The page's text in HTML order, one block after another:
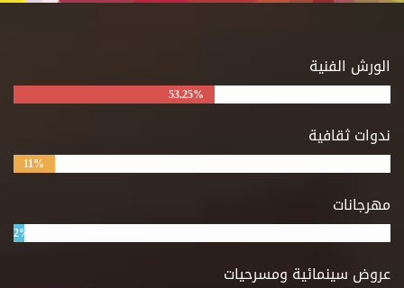
الورش الفنية
53.25%
ندوات ثقافية
11%
مهرجانات
2%
عروض سينمائية ومسرحيات